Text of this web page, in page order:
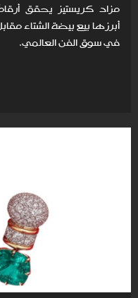
مزاد كريستيز يحقق
في سوق الفن العالمي.